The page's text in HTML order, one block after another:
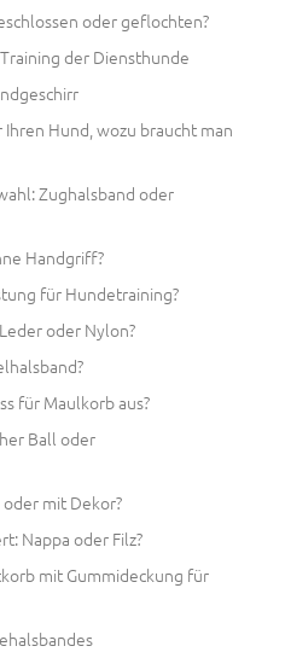
oder geflochten?
der Diensthunde
Hund, wozu braucht man
Zughalsband oder
Handgriff?
für Hundetraining?
oder Nylon?
für Maulkorb aus?
Ball oder
mit Dekor?
Nappa oder Filz?
mit Gummideckung für